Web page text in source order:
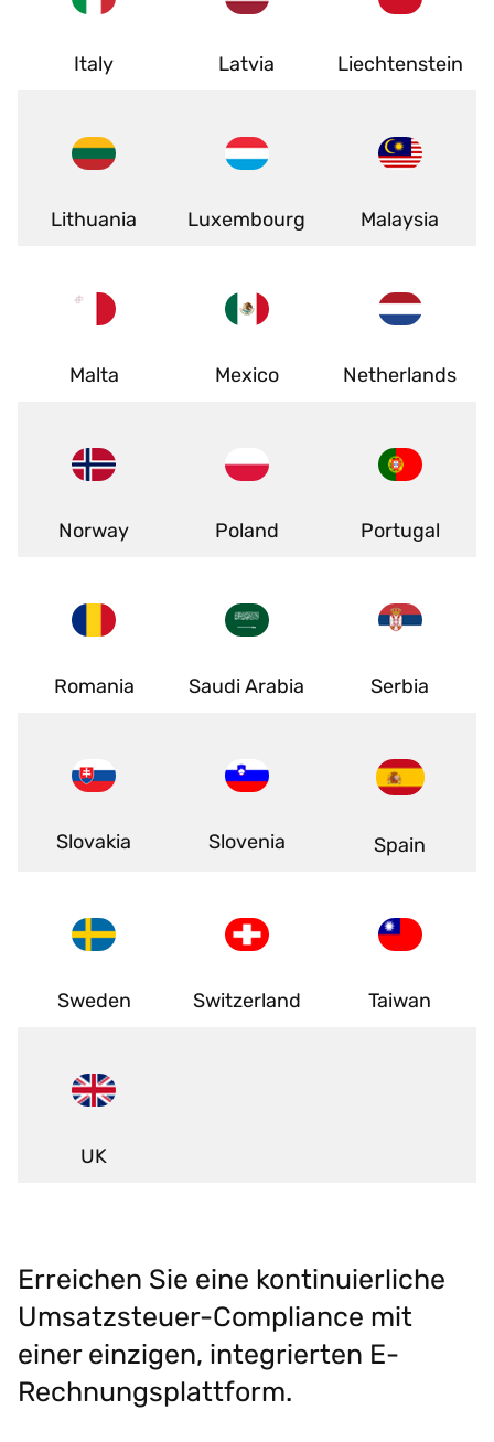
Italy Latvia Liechtenstein
Lithuania Luxembourg Malaysia
Malta Mexico Netherlands
Norway Poland Portugal
Romania Saudi Arabia Serbia
Slovakia Slovenia Spain
Sweden Switzerland Taiwan
UK
Erreichen Sie eine kontinuierliche
Umsatzsteuer-Compliance mit
einer einzigen, integrierten E-
Rechnungsplattform.